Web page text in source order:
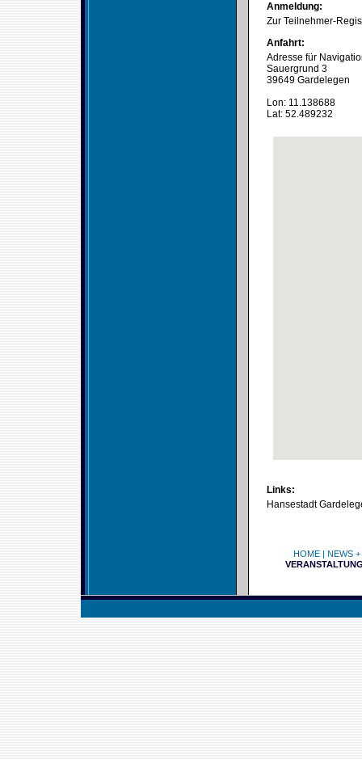
Anmeldung:
Zur Teilnehmer-
Anfahrt:
Adresse für
Sauergrund 3
39649 Gardelegen
Lon: 11.138688
Lat: 52.489232
Links:
Hansestadt
HOME| NEWS